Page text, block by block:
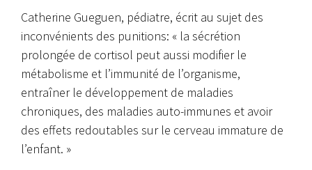
Catherine Gueguen, pédiatre, écrit au sujet des
inconvénients des punitions: « la sécrétion
prolongée de cortisol peut aussi modifier le
métabolisme et l’immunité de l’organisme,
entraîner le développement de maladies
chroniques, des maladies auto-immunes et avoir
des effets redoutables sur le cerveau immature de
l’enfant. »